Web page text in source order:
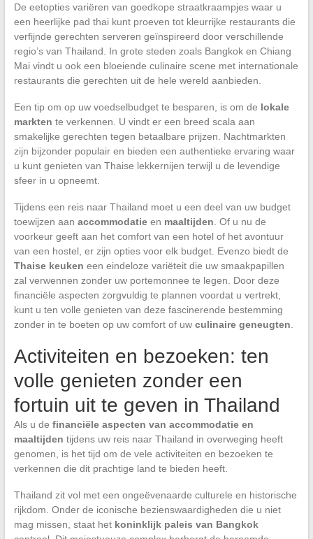
De eetopties variëren van goedkope straatkraampjes waar u
een heerlijke pad thai kunt proeven tot kleurrijke restaurants die
verfijnde gerechten serveren geïnspireerd door verschillende
regio’s van Thailand. In grote steden zoals Bangkok en Chiang
Mai vindt u ook een bloeiende culinaire scene met internationale
restaurants die gerechten uit de hele wereld aanbieden.
Een tip om op uw voedselbudget te besparen, is om de lokale
markten te verkennen. U vindt er een breed scala aan
smakelijke gerechten tegen betaalbare prijzen. Nachtmarkten
zijn bijzonder populair en bieden een authentieke ervaring waar
u kunt genieten van Thaise lekkernijen terwijl u de levendige
sfeer in u opneemt.
Tijdens een reis naar Thailand moet u een deel van uw budget
toewijzen aan accommodatieen maaltijden . Of u nu de
voorkeur geeft aan het comfort van een hotel of het avontuur
van een hostel, er zijn opties voor elk budget. Evenzo biedt de
Thaise keuken een eindeloze variëteit die uw smaakpapillen
zal verwennen zonder uw portemonnee te legen. Door deze
financiële aspecten zorgvuldig te plannen voordat u vertrekt,
kunt u ten volle genieten van deze fascinerende bestemming
zonder in te boeten op uw comfort of uw culinaire geneugten
Activiteiten en bezoeken: ten
volle genieten zonder een
fortuin uit te geven in Thailand
Als u de financiële aspecten van accommodatie en
maaltijden tijdens uw reis naar Thailand in overweging heeft
genomen, is het tijd om de vele activiteiten en bezoeken te
verkennen die dit prachtige land te bieden heeft.
Thailand zit vol met een ongeëvenaarde culturele en historische
rijkdom. Onder de iconische bezienswaardigheden die u niet
mag missen, staat het koninklijk paleis van Bangkok